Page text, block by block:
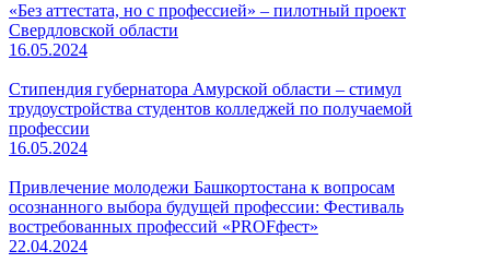
«Без аттестата, но с профессией» – пилотный проект
Свердловской области
16.05.2024
Стипендия губернатора Амурской области – стимул
трудоустройства студентов колледжей по получаемой
профессии
16.05.2024
Привлечение молодежи Башкортостана к вопросам
осознанного выбора будущей профессии: Фестиваль
востребованных профессий «PROFфест»
22.04.2024